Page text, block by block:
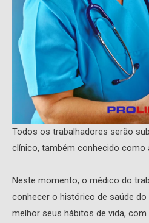
Todos os trabalhadores serão
clínico, também conhecido como
Neste momento, o médico do
conhecer o histórico de saúde
melhor seus hábitos de vida,